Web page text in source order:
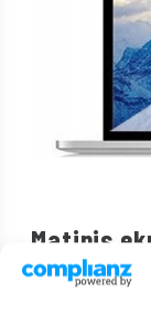
Matinis
Norite patogiai